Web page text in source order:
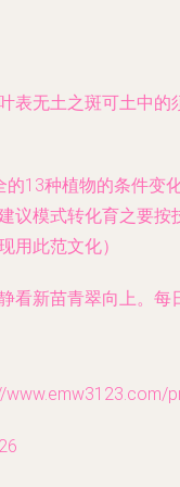
表无土之斑可土中
13种植物的条件变
议模式转化育之要
用此范文化）
看新苗青翠向上。